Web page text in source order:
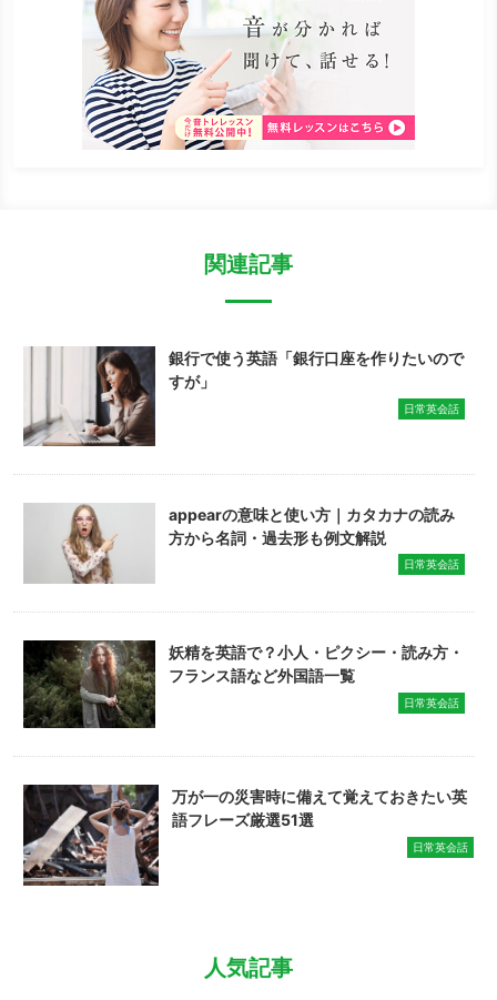
関連記事
銀行で使う英語「銀行口座を作りたいので
すが」
日常英会話
appearの意味と使い方｜カタカナの読み
方から名詞・過去形も例文解説
日常英会話
妖精を英語で？小人・ピクシー・読み方・
フランス語など外国語一覧
日常英会話
万が一の災害時に備えて覚えておきたい英
語フレーズ厳選51選
日常英会話
人気記事